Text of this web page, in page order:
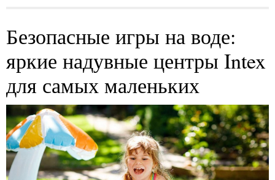
Безопасные игры на воде:
яркие надувные центры Intex
для самых маленьких